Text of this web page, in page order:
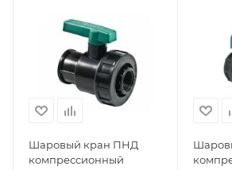
Шаровый кран ПНД
компрессионный